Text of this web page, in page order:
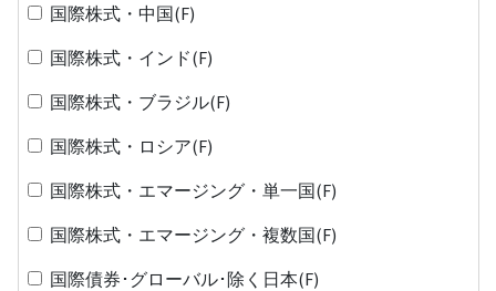
国際株式・中国(F)
国際株式・インド(F)
国際株式・ブラジル(F)
国際株式・ロシア(F)
国際株式・エマージング・単一国(F)
国際株式・エマージング・複数国(F)
国際債券･グローバル･除く日本(F)